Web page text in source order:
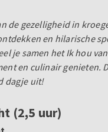
de gezelligheid in
en hilarische
je samen het Ik hou
en culinair genieten.
dagje uit!
(2,5 uur)